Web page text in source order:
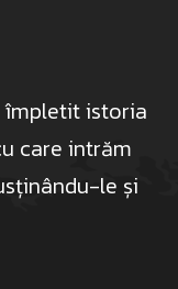
împletit istoria
care intrăm
le și